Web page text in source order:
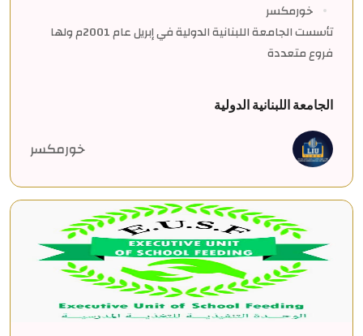
خورمكسر
تأسست الجامعة اللبنانية الدولية في إبريل عام 2001م ولها
فروع متعددة
الجامعة اللبنانية الدولية
خورمكسر